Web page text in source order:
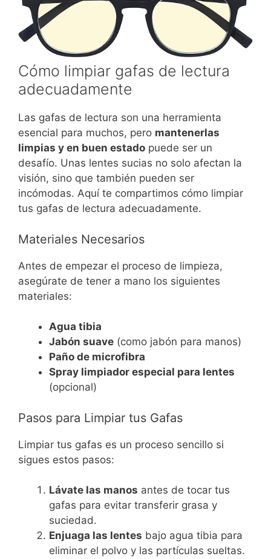
Cómo limpiar gafas de lectura
adecuadamente
Las gafas de lectura son una herramienta
esencial para muchos, pero mantenerlas
limpias y en buen estado puede ser un
desafío. Unas lentes sucias no solo afectan la
visión, sino que también pueden ser
incómodas. Aquí te compartimos cómo limpiar
tus gafas de lectura adecuadamente.
Materiales Necesarios
Antes de empezar el proceso de limpieza,
asegúrate de tener a mano los siguientes
materiales:
Agua tibia
Jabón suave (como jabón para manos)
Paño de microfibra
Spray limpiador especial para lentes
(opcional)
Pasos para Limpiar tus Gafas
Limpiar tus gafas es un proceso sencillo si
sigues estos pasos:
Lávate las manos antes de tocar tus
gafas para evitar transferir grasa y
suciedad.
Enjuaga las lentes bajo agua tibia para
eliminar el polvo y las partículas sueltas.